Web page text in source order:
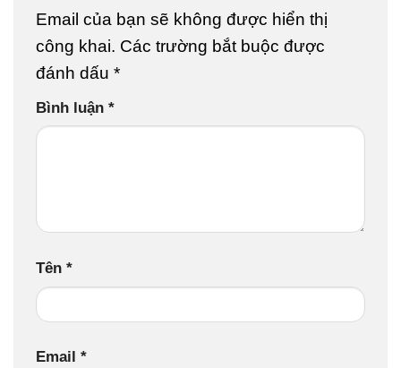
Email của bạn sẽ không được hiển thị
công khai. Các trường bắt buộc được
đánh dấu *
Bình luận *
Tên *
Email *